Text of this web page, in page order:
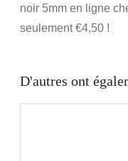
noir 5mm en ligne
seulement €4,50 !
D'autres ont